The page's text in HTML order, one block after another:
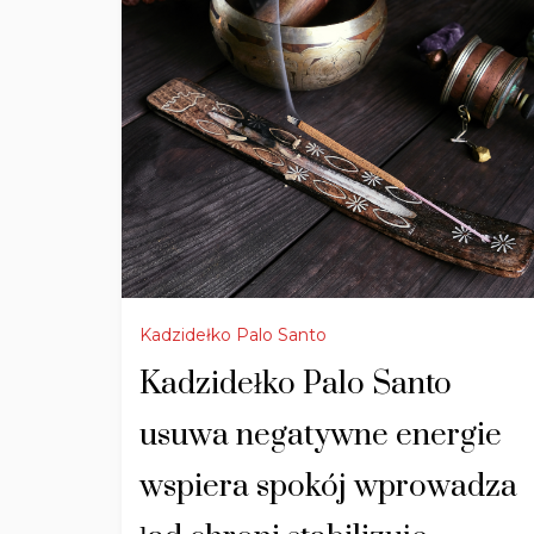
Kadzidełko Palo Santo
Kadzidełko Palo Santo
usuwa negatywne energie
wspiera spokój wprowadza